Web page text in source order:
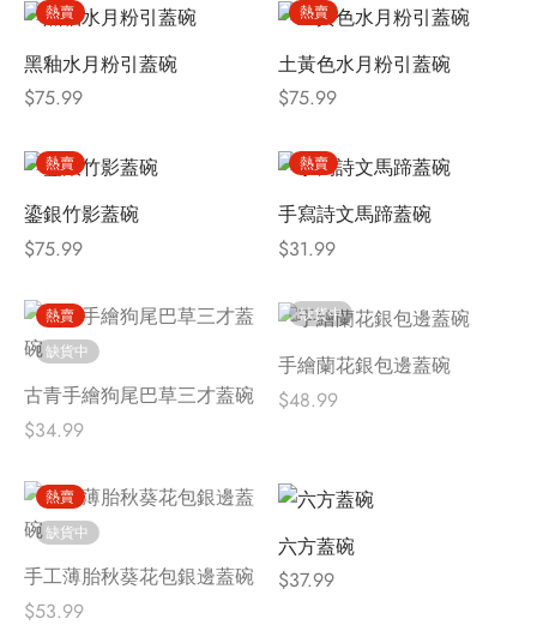
熱賣
黑釉水月粉引蓋碗
$75.99
熱賣
土黃色水月粉引蓋碗
$75.99
熱賣
鎏銀竹影蓋碗
$75.99
熱賣
手寫詩文馬蹄蓋碗
$31.99
熱賣
缺貨中
古青手繪狗尾巴草三才蓋碗
$34.99
缺貨中
手繪蘭花銀包邊蓋碗
$48.99
熱賣
缺貨中
手工薄胎秋葵花包銀邊蓋碗
$53.99
六方蓋碗
$37.99